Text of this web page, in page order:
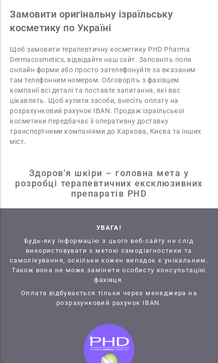
Замовити оригінальну ізраїльську
косметику по Україні
Щоб замовити терапевтичну косметику PHD Pharma
Dermacosmetics, відвідайте наш сайт. Заповніть поля
онлайн форми або просто зателефонуйте за вказаним
там телефонним номером. Обговоріть з фахівцем
компанії всі деталі та поставте запитання, які вас
цікавлять. Щоб купити засоби, внесіть оплату на
розрахунковий рахунок IBAN. Продаж ізраїльської
косметики передбачає її оперативну доставку
транспортними компаніями до Харкова, Києва та інших
міст.
Здоров'я шкіри – головна мета у
розробці терапевтичних ексклюзивних
препаратів PHD
УВАГА!
Будь-яку інформацію з цього веб-сайту не слід
використовувати з метою самодіагностики та
самолікування, оскільки кожен випадок є унікальним.
Також вона не може замінити особисту консультацію
фахівця.
Оплата відбувається тільки через менеджера на
розрахунковий рахунок IBAN.